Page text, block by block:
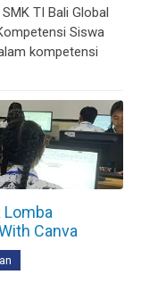
TI Bali Global
Siswa
kompetensi
Lomba
Canva